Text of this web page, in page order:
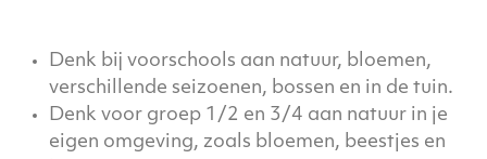
Denk bij voorschools aan natuur, bloemen,
verschillende seizoenen, bossen en in de tuin.
Denk voor groep 1/2 en 3/4 aan natuur in je
eigen omgeving, zoals bloemen, beestjes en